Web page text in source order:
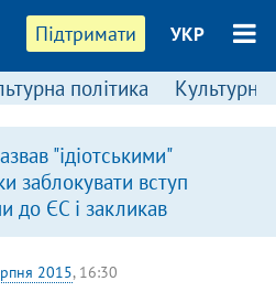
Підтримати УКР
політика Культурні
"ідіотськими"
заблокувати вступ
до ЄС і закликав
антиукраїнську
2015, 16:30